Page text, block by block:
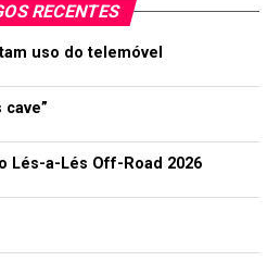
RECENTES
uso do telemóvel
cave”
Lés-a-Lés Off-Road 2026